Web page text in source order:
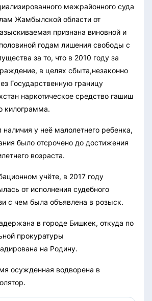
межрайонного суда
Жамбылской области от
признана виновной и
годам лишения свободы с
за то, что в 2010 году за
в целях сбыта,незаконно
Государственную границу
наркотическое средство гашиш
килограмма.
у неё малолетнего ребенка,
было отсрочено до достижения
возраста.
учёте, в 2017 году
от исполнения судебного
с чем была объявлена в розыск.
в городе Бишкек, откуда по
прокуратуры
на Родину.
осужденная водворена в